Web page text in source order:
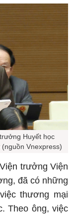
Huyết học
Vnexpress)
trưởng Viện
đã có những
thương mại
Theo ông, việc